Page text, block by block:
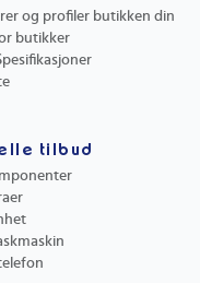
og profiler butikken din
butikker
tilbud